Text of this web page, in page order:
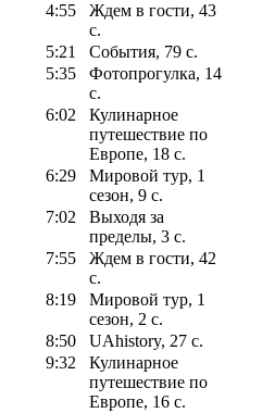
4:55
Ждем в гости, 43
с.
5:21
События, 79 с.
5:35
Фотопрогулка, 14
с.
6:02
Кулинарное
путешествие по
Европе, 18 с.
6:29
Мировой тур, 1
сезон, 9 с.
7:02
Выходя за
пределы, 3 с.
7:55
Ждем в гости, 42
с.
8:19
Мировой тур, 1
сезон, 2 с.
8:50
UAhistory, 27 с.
9:32
Кулинарное
путешествие по
Европе, 16 с.